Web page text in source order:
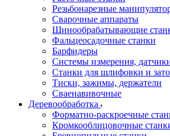
Резьбонарезные
Сварочные аппараты
Шинообрабатывающие
Фальцеосадочные станки
Барфидеры
Системы измерения,
Станки для шлифовки и
Тиски, зажимы, держатели
Cваенавивочные
Деревообработка
Форматно-раскроечные
Кромкооблицовочные